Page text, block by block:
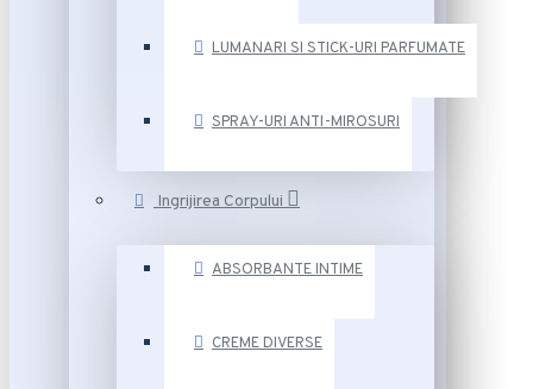
LUMANARI SI STICK-URI PARFUMATE
SPRAY-URI ANTI-MIROSURI
Ingrijirea Corpului
ABSORBANTE INTIME
CREME DIVERSE